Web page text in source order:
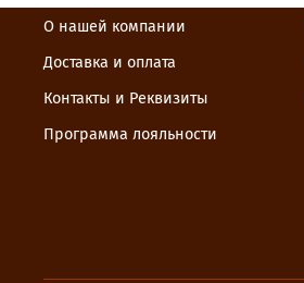
О нашей компании
Доставка и оплата
Контакты и Реквизиты
Программа лояльности